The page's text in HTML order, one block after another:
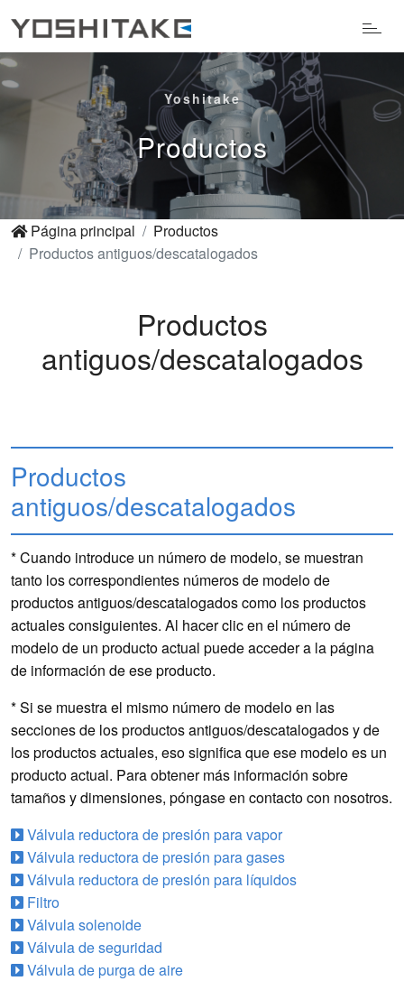
Yoshitake
Productos
Página principal
Productos
Productos antiguos/descatalogados
Productos
antiguos/descatalogados
Productos
antiguos/descatalogados
* Cuando introduce un número de modelo, se muestran
tanto los correspondientes números de modelo de
productos antiguos/descatalogados como los productos
actuales consiguientes. Al hacer clic en el número de
modelo de un producto actual puede acceder a la página
de información de ese producto.
* Si se muestra el mismo número de modelo en las
secciones de los productos antiguos/descatalogados y de
los productos actuales, eso significa que ese modelo es un
producto actual. Para obtener más información sobre
tamaños y dimensiones, póngase en contacto con nosotros.
Válvula reductora de presión para vapor
Válvula reductora de presión para gases
Válvula reductora de presión para líquidos
Filtro
Válvula solenoide
Válvula de seguridad
Válvula de purga de aire